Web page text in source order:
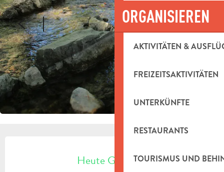
ORGANISIEREN
AKTIVITÄTEN &
FREIZEITSAKTIVITÄTEN
UNTERKÜNFTE
RESTAURANTS
TOURISMUS UND
Heute Geöffnet